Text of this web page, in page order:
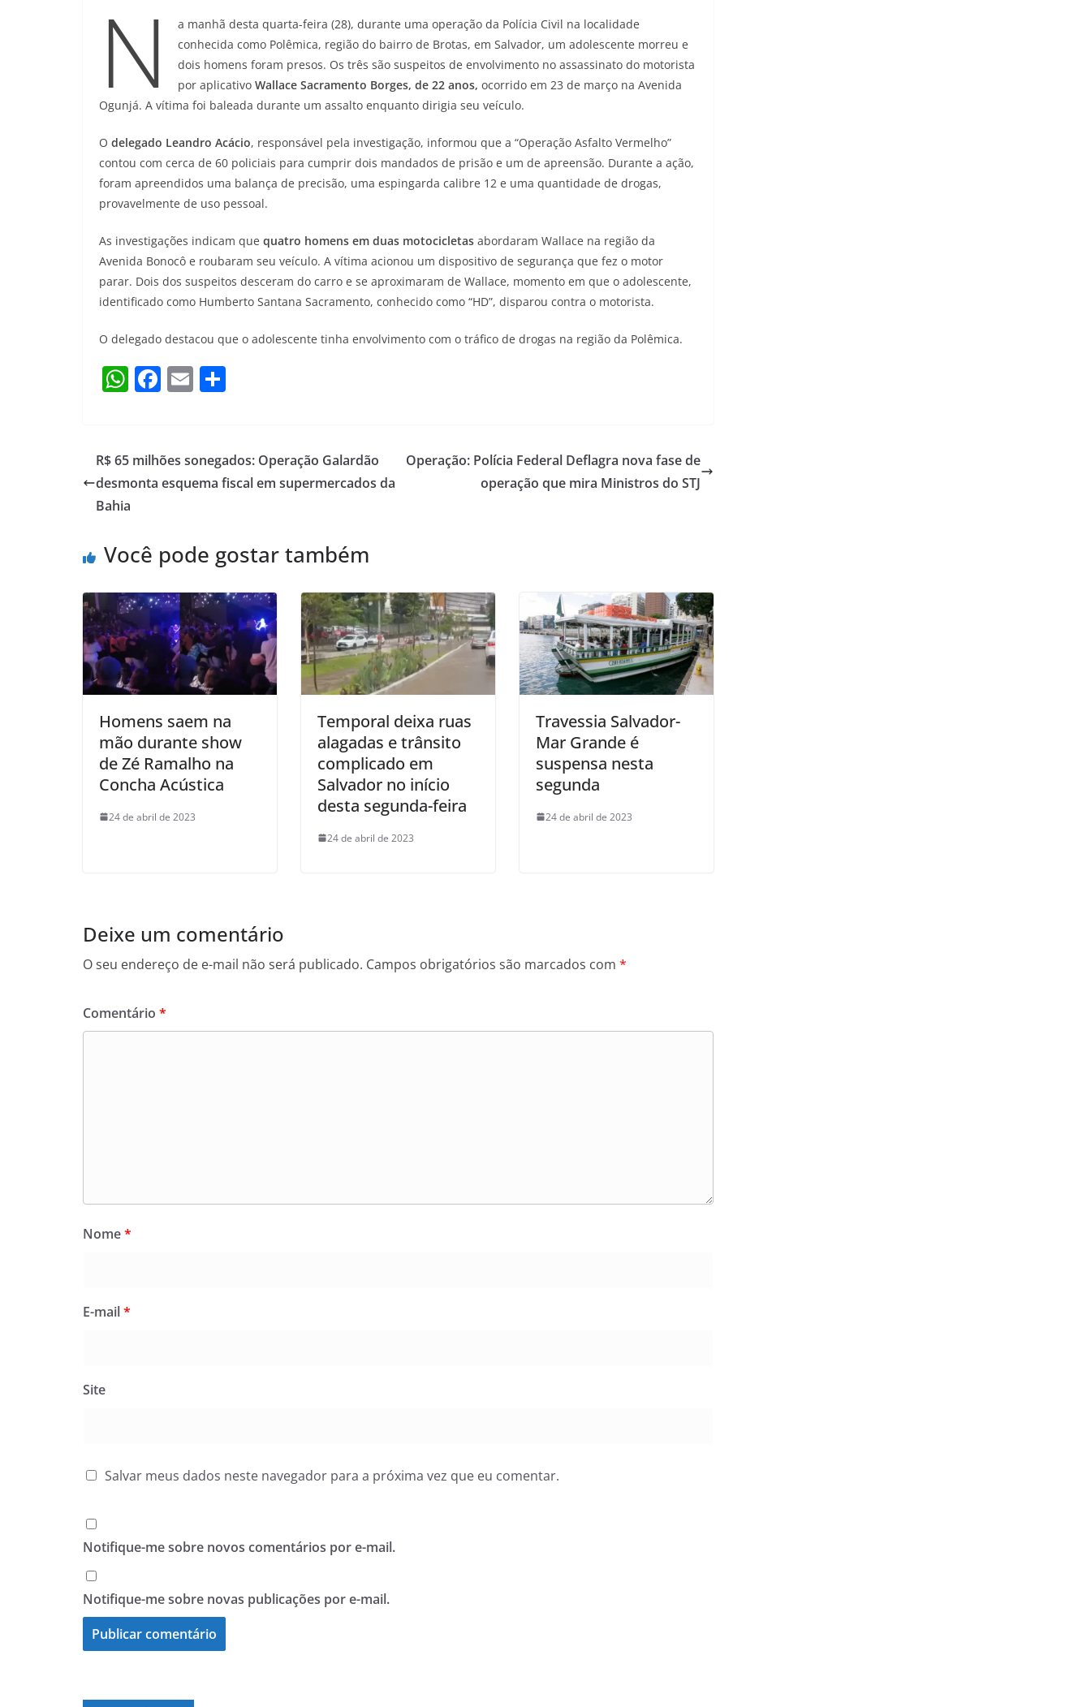
N
a manhã desta quarta-feira (28), durante uma operação da Polícia Civil na localidade
conhecida como Polêmica, região do bairro de Brotas, em Salvador, um adolescente morreu e
dois homens foram presos. Os três são suspeitos de envolvimento no assassinato do motorista
por aplicativo Wallace Sacramento Borges, de 22 anos, ocorrido em 23 de março na Avenida
Ogunjá. A vítima foi baleada durante um assalto enquanto dirigia seu veículo.
O delegado Leandro Acácio, responsável pela investigação, informou que a “Operação Asfalto Vermelho”
contou com cerca de 60 policiais para cumprir dois mandados de prisão e um de apreensão. Durante a ação,
foram apreendidos uma balança de precisão, uma espingarda calibre 12 e uma quantidade de drogas,
provavelmente de uso pessoal.
As investigações indicam que quatro homens em duas motocicletas abordaram Wallace na região da
Avenida Bonocô e roubaram seu veículo. A vítima acionou um dispositivo de segurança que fez o motor
parar. Dois dos suspeitos desceram do carro e se aproximaram de Wallace, momento em que o adolescente,
identificado como Humberto Santana Sacramento, conhecido como “HD”, disparou contra o motorista.
O delegado destacou que o adolescente tinha envolvimento com o tráfico de drogas na região da Polêmica.
W
s
A
p
F
e
b
k
E
l e
R$ 65 milhões sonegados: Operação Galardão
desmonta esquema fiscal em supermercados da
Bahia
Operação: Polícia Federal Deflagra nova fase de
operação que mira Ministros do STJ
Você pode gostar também
Homens saem na
mão durante show
de Zé Ramalho na
Concha Acústica
24 de abril de 2023
Temporal deixa ruas
alagadas e trânsito
complicado em
Salvador no início
desta segunda-feira
24 de abril de 2023
Travessia Salvador-
Mar Grande é
suspensa nesta
segunda
24 de abril de 2023
Deixe um comentário
O seu endereço de e-mail não será publicado. Campos obrigatórios são marcados com *
Comentário *
Nome*
E-mail*
Site
Salvar meus dados neste navegador para a próxima vez que eu comentar.
Notifique-me sobre novos comentários por e-mail.
Notifique-me sobre novas publicações por e-mail.